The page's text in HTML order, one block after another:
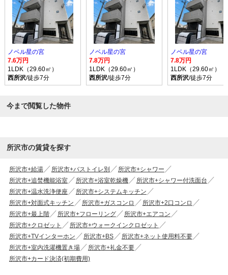
ノベル星の宮
7.6万円
1LDK（29.60㎡）
西所沢/徒歩7分
ノベル星の宮
7.8万円
1LDK（29.60㎡）
西所沢/徒歩7分
ノベル星の宮
7.8万円
1LDK（29.60㎡）
西所沢/徒歩7分
今まで閲覧した物件
所沢市の賃貸を探す
所沢市+給湯 所沢市+バストイレ別
所沢市+シャワー
所沢市+追焚機能浴室
所沢市+浴室乾燥機
所沢市+シャワー付洗面台
所沢市+温水洗浄便座
所沢市+システムキッチン
所沢市+対面式キッチン
所沢市+ガスコンロ
所沢市+2口コンロ
所沢市+最上階
所沢市+フローリング
所沢市+エアコン
所沢市+クロゼット
所沢市+ウォークインクロゼット
所沢市+TVインターホン
所沢市+BS
所沢市+ネット使用料不要
所沢市+室内洗濯機置き場
所沢市+礼金不要
所沢市+カード決済(初期費用)